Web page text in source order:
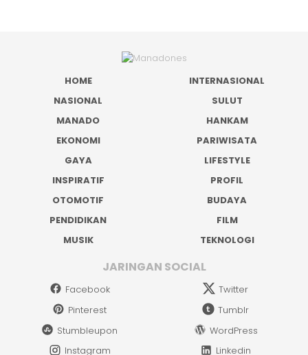
HOME
INTERNASIONAL
NASIONAL
SULUT
MANADO
HANKAM
EKONOMI
PARIWISATA
GAYA
LIFESTYLE
INSPIRATIF
PROFIL
OTOMOTIF
BUDAYA
PENDIDIKAN
FILM
MUSIK
TEKNOLOGI
JARINGAN SOCIAL
Facebook
Twitter
Pinterest
Tumblr
Stumbleupon
WordPress
Instagram
Linkedin